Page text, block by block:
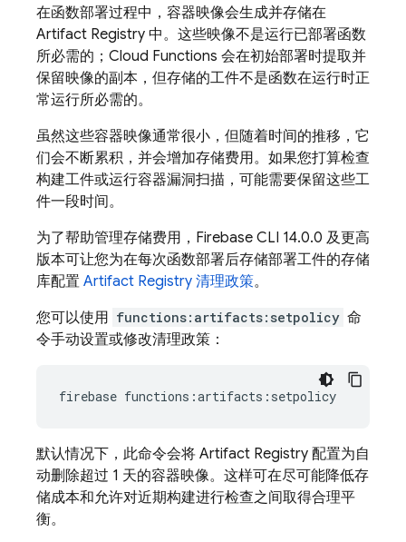
在函数部署过程中，容器映像会生成并存储在
Artifact Registry 中。这些映像不是运行已部署函数
所必需的； Cloud Functions 会在初始部署时提取并
保留映像的副本，但存储的工件不是函数在运行时正
常运行所必需的。
虽然这些容器映像通常很小，但随着时间的推移，它
们会不断累积，并会增加存储费用。如果您打算检查
构建工件或运行容器漏洞扫描，可能需要保留这些工
件一段时间。
为了帮助管理存储费用， Firebase CLI 14.0.0 及更高
版本可让您为在每次函数部署后存储部署工件的存储
库配置 Artifact Registry 清理政策。
您可以使用 functions:artifacts:setpolicy 命
令手动设置或修改清理政策：
firebase
默认情况下，此命令会将 Artifact Registry 配置为自
动删除超过 1 天的容器映像。这样可在尽可能降低存
储成本和允许对近期构建进行检查之间取得合理平
衡。